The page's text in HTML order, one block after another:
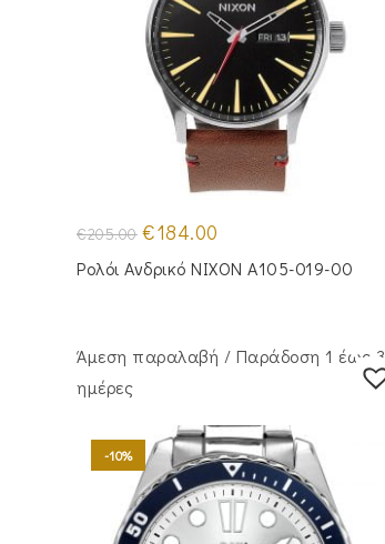
€205.00 Original
price
was:
€205.00.
€184.00
τιμή
είναι:
Ρολόι Ανδρικό NIXON A105-019-00
Άμεση παραλαβή / Παράδoση 1 έως 3
ημέρες
-10%